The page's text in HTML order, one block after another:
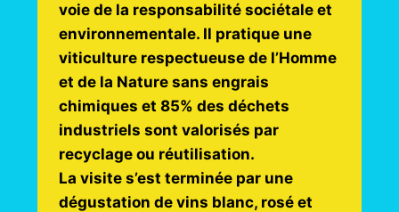
voie de la responsabilité sociétale et
environnementale. Il pratique une
viticulture respectueuse de l’Homme
et de la Nature sans engrais
chimiques et 85% des déchets
industriels sont valorisés par
recyclage ou réutilisation.
La visite s’est terminée par une
dégustation de vins blanc, rosé et